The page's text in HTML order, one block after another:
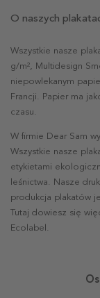
O naszych
Wszystkie nasze
g/m², Multidesign
niepowlekanym
Francji. Papier ma
czasu.
W firmie Dear Sam
Wszystkie nasze
etykietami
leśnictwa. Nasze
produkcja plakatów
Tutaj dowiesz się
Ecolabel.